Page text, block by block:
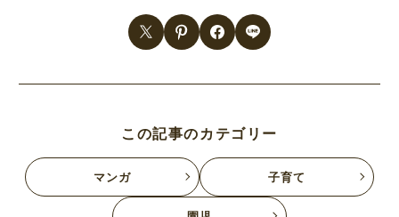
この記事のカテゴリー
マンガ 子育て